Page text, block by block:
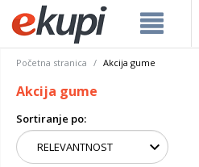
Početna stranica Akcija gume
Akcija gume
Sortiranje po: